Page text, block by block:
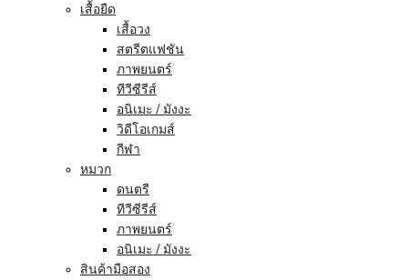
เสื้อยืด
เสื้อวง
สตรีตแฟชัน
ภาพยนตร์
ทีวีซีรีส์
อนิเมะ / มังงะ
วิดีโอเกมส์
กีฬา
หมวก
ดนตรี
ทีวีซีรีส์
ภาพยนตร์
อนิเมะ / มังงะ
สินค้ามือสอง